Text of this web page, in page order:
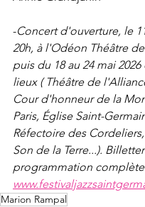
-Concert d'ouverture, le
20h, à l'Odéon Théâtre
puis du 18 au 24 mai
lieux ( Théâtre de
Cour d'honneur de la
Paris, Église Saint-
Réfectoire des
Son de la Terre...).
programmation
Marion Rampal